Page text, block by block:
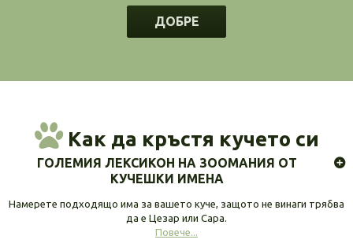
ДОБРЕ
Как да кръстя кучето си
ГОЛЕМИЯ ЛЕКСИКОН НА ЗООМАНИЯ ОТ
КУЧЕШКИ ИМЕНА
Намерете подходящо има за вашето куче, защото не винаги трябва
да е Цезар или Сара.
Повече...